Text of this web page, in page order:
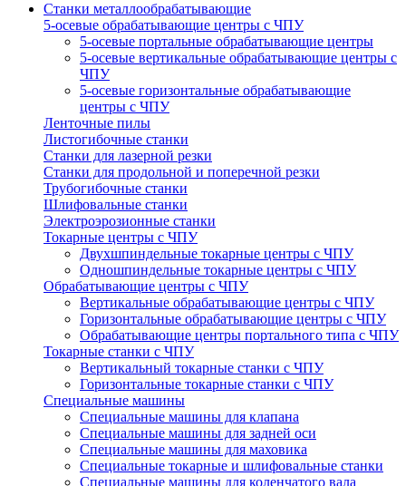
Станки металлообрабатывающие
5-осевые обрабатывающие центры с ЧПУ
5-осевые портальные обрабатывающие центры
5-осевые вертикальные обрабатывающие центры с
ЧПУ
5-осевые горизонтальные обрабатывающие
центры с ЧПУ
Ленточные пилы
Листогибочные станки
Станки для лазерной резки
Станки для продольной и поперечной резки
Трубогибочные станки
Шлифовальные станки
Электроэрозионные станки
Токарные центры с ЧПУ
Двухшпиндельные токарные центры с ЧПУ
Одношпиндельные токарные центры с ЧПУ
Обрабатывающие центры с ЧПУ
Вертикальные обрабатывающие центры с ЧПУ
Горизонтальные обрабатывающие центры с ЧПУ
Обрабатывающие центры портального типа с ЧПУ
Токарные станки с ЧПУ
Вертикальный токарные станки с ЧПУ
Горизонтальные токарные станки с ЧПУ
Специальные машины
Специальные машины для клапана
Специальные машины для задней оси
Специальные машины для маховика
Специальные токарные и шлифовальные станки
Специальные машины для коленчатого вала